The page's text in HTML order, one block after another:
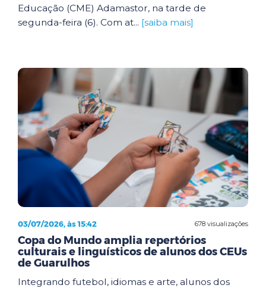
Educação (CME) Adamastor, na tarde de
segunda-feira (6). Com at... [saiba mais]
678 visualizações
03/07/2026, às 15:42
Copa do Mundo amplia repertórios
culturais e linguísticos de alunos dos CEUs
de Guarulhos
Integrando futebol, idiomas e arte, alunos dos